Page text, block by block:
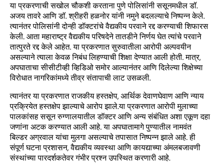
या प्रकरणाची सखोल चौकशी करताना पुणे पोलिसांनी ससूनमधील डॉ.
अजय तावरे आणि डॉ. श्रीहरी हळनोर यांनी नमुने बदलल्याचे निष्पन्न केले.
त्यानंतर पोलिसांनी दोन्ही डॉक्टरांचे वैद्यकीय परवाने रद्द करण्याची शिफारस
केली. आता महाराष्ट्र वैद्यकीय परिषदेने तातडीने निर्णय घेत त्यांचे परवाने
तात्पुरते रद्द केले आहेत. या प्रकरणात सुरुवातीला आरोपी अल्पवयीन
असल्याने त्याला केवळ निबंध लिहण्याची शिक्षा देण्यात आली होती. मात्र,
अपघाताचा सीसीटीव्ही व्हिडिओ समोर आल्यानंतर आणि दिलेल्या शिक्षेच्या
विरोधात नागरिकांमध्ये तीव्र संतापाची लाट उसळली.
त्यानंतर या प्रकरणात राजकीय हस्तक्षेप, आर्थिक देवाणघेवाण आणि न्याय
प्रक्रियेत हस्तक्षेप झाल्याचे आरोप झाले.या प्रकरणात आरोपी मुलाच्या
पालकांसह ससून रुग्णालयातील डॉक्टर आणि अन्य संबंधित अशा एकूण दहा
जणांना अटक करण्यात आली आहे. या अपघातामागे पुण्यातील नामवंत
बिल्डर अग्रवाल यांचा मुलगा असल्याचे तपासात निष्पन्न झाले आहे. ही
संपूर्ण घटना प्रशासन, वैद्यकीय व्यवस्था आणि कायद्याच्या अंमलबजावणी
संस्थांच्या पारदर्शकतेवर गंभीर प्रश्न उपस्थित करणारी आहे.